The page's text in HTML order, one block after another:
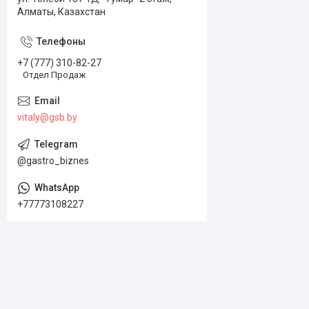
Алматы, Казахстан
+7 (777) 310-82-27
Отдел Продаж
vitaly@gsb.by
@gastro_biznes
+77773108227